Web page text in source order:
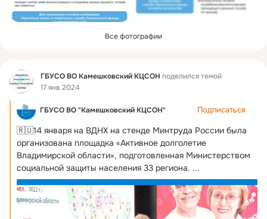
Все фотографии
Фид ГБУСО ВО Камешковский КЦСОН поделился темой
17 янв 2024
ГБУСО ВО "Камешковский КЦСОН" Подписаться
🇷🇺14 января на ВДНХ на стенде Минтруда России была
организована площадка «Активное долголетие
Владимирской области», подготовленная Министерством
социальной защиты населения 33 региона. ...